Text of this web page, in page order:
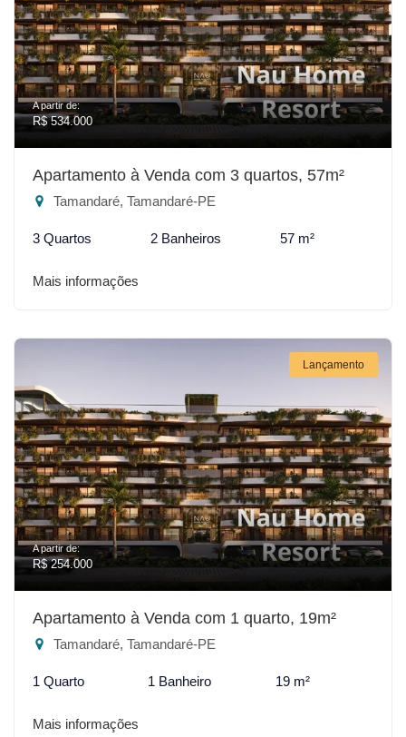
A partir de:
R$ 534.000
Apartamento à Venda com 3 quartos, 57m²
Tamandaré, Tamandaré-PE
3 Quartos 2 Banheiros 57 m²
Mais informações
Lançamento
A partir de:
R$ 254.000
Apartamento à Venda com 1 quarto, 19m²
Tamandaré, Tamandaré-PE
1 Quarto 1 Banheiro 19 m²
Mais informações